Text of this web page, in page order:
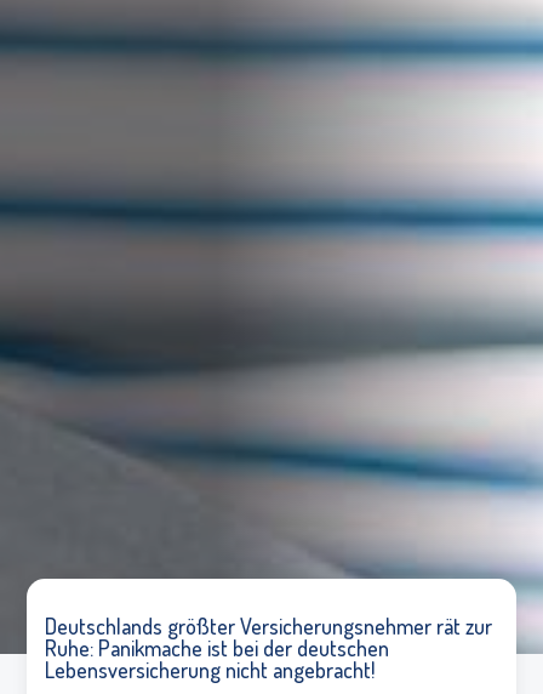
Deutschlands größter Versicherungsnehmer rät zur
Ruhe: Panikmache ist bei der deutschen
Lebensversicherung nicht angebracht!